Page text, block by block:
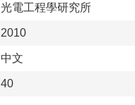
光電工程學研究所
2010
中文
40